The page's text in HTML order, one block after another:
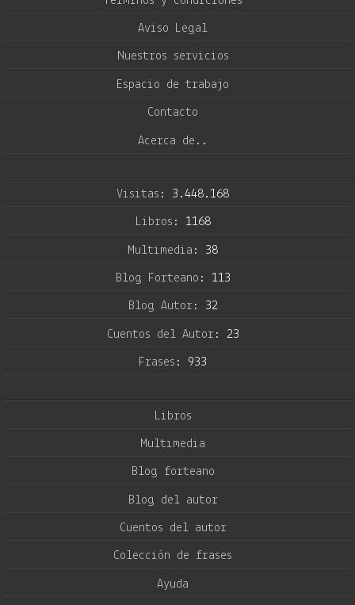
Aviso Legal
Nuestros servicios
Espacio de trabajo
Contacto
Acerca de..
Visitas: 3.448.168
Libros: 1168
Multimedia: 38
Blog Forteano: 113
Blog Autor: 32
Cuentos del Autor: 23
Frases: 933
Libros
Multimedia
Blog forteano
Blog del autor
Cuentos del autor
Colección de frases
Ayuda